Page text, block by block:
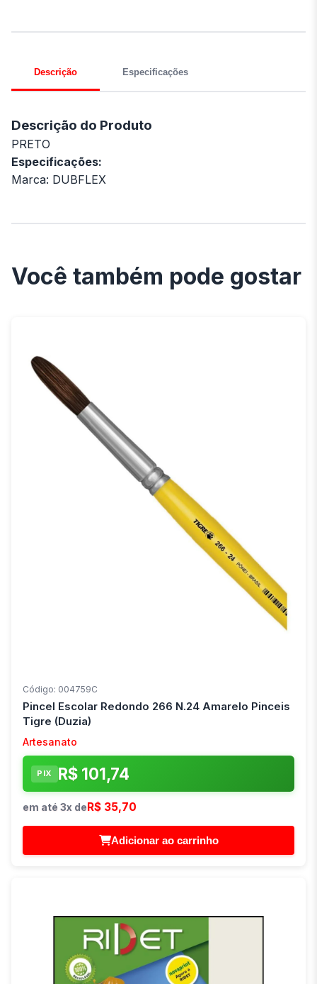
Descrição Especificações
Descrição do Produto
PRETO
Especificações:
Marca: DUBFLEX
Você também pode gostar
Código: 004759C
Pincel Escolar Redondo 266 N.24 Amarelo Pinceis
Tigre (Duzia)
Artesanato
PIX R$ 101,74
em até 3x de R$ 35,70
Adicionar ao carrinho